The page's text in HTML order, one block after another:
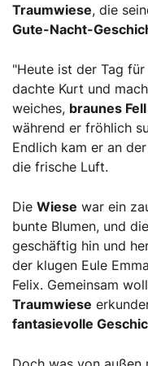
Traumwiese, die
Gute-Nacht-
"Heute ist der Tag für
dachte Kurt und
weiches, braunes Fell
während er fröhlich
Endlich kam er an
die frische Luft.
Die Wiese war ein
bunte Blumen, und
geschäftig hin und
der klugen Eule
Felix. Gemeinsam
Traumwiese
fantasievolle